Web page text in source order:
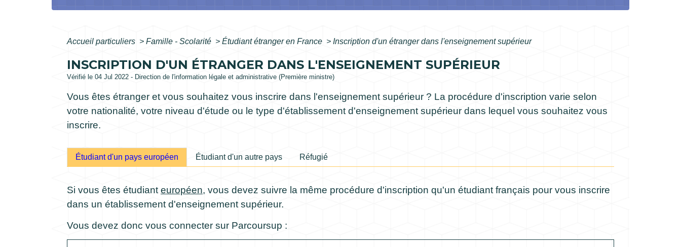
Accueil particuliers > Famille - Scolarité > Étudiant étranger en France > Inscription d'un étranger dans l'enseignement supérieur
INSCRIPTION D'UN ÉTRANGER DANS L'ENSEIGNEMENT SUPÉRIEUR
Vérifié le 04 Jul 2022 - Direction de l'information légale et administrative (Première ministre)
Vous êtes étranger et vous souhaitez vous inscrire dans l'enseignement supérieur ? La procédure d'inscription varie selon
votre nationalité, votre niveau d'étude ou le type d'établissement d'enseignement supérieur dans lequel vous souhaitez vous
inscrire.
Étudiant d'un pays européen Étudiant d'un autre pays Réfugié
Si vous êtes étudianteuropéen, vous devez suivre la même procédure d'inscription qu'un étudiant français pour vous inscrire
dans un établissement d'enseignement supérieur.
Vous devez donc vous connecter sur Parcoursup :